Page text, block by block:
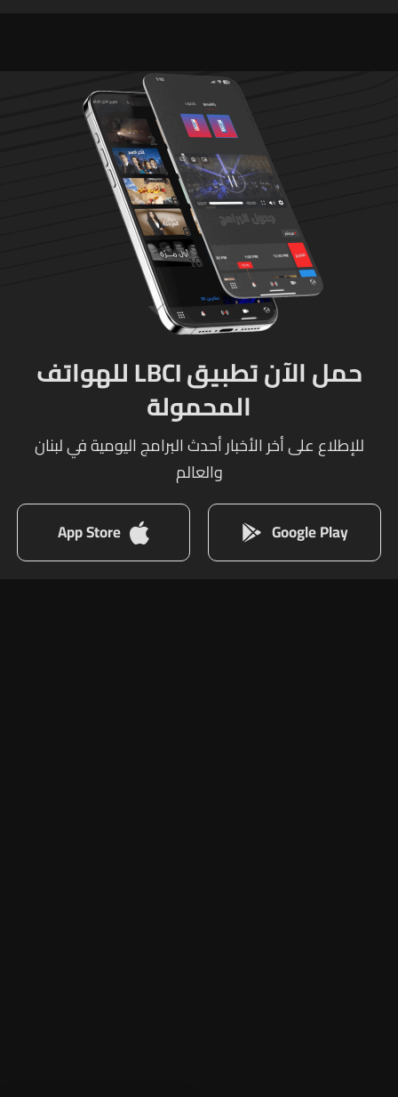
حمل الآن تطبيق LBCI للهواتف
المحمولة
للإطلاع على أخر الأخبار أحدث البرامج اليومية في لبنان
والعالم
Google Play
App Store